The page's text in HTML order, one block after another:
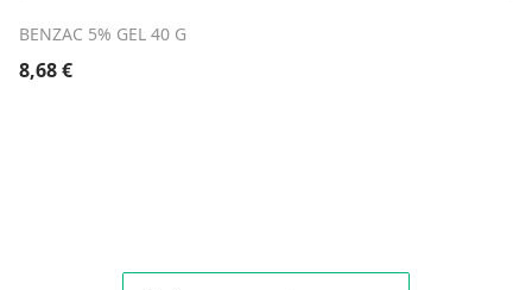
BENZAC 5% GEL 40 G
8,68€